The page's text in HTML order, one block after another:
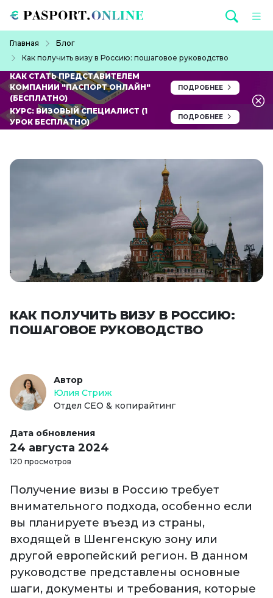
Главная
Блог
Как получить визу в Россию: пошаговое руководство
КАК СТАТЬ ПРЕДСТАВИТЕЛЕМ
КОМПАНИИ "ПАСПОРТ ОНЛАЙН"
(БЕСПЛАТНО)
ПОДРОБНЕЕ
КУРС: ВИЗОВЫЙ СПЕЦИАЛИСТ (1
УРОК БЕСПЛАТНО)
ПОДРОБНЕЕ
КАК ПОЛУЧИТЬ ВИЗУ В РОССИЮ:
ПОШАГОВОЕ РУКОВОДСТВО
Автор
Юлия Стриж
Отдел СЕО & копирайтинг
Дата обновления
24 августа 2024
120 просмотров
Получение визы в Россию требует
внимательного подхода, особенно если
вы планируете въезд из страны,
входящей в Шенгенскую зону или
другой европейский регион. В данном
руководстве представлены основные
шаги, документы и требования, которые